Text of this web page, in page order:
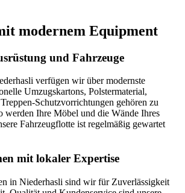
modernem Equipment
und Fahrzeuge
verfügen wir über modernste
Umzugskartons, Polstermaterial,
Schutzvorrichtungen gehören zu
werden Ihre Möbel und die Wände Ihres
Fahrzeugflotte ist regelmäßig gewartet
mit lokaler Expertise
in Niederhasli sind wir für Zuverlässigkeit